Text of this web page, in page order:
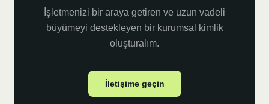
İşletmenizi bir araya getiren ve uzun vadeli
büyümeyi destekleyen bir kurumsal kimlik
oluşturalım.
İletişime geçin